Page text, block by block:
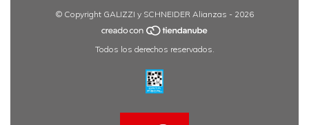
© Copyright GALIZZI y SCHNEIDER Alianzas - 2026
Todos los derechos reservados.